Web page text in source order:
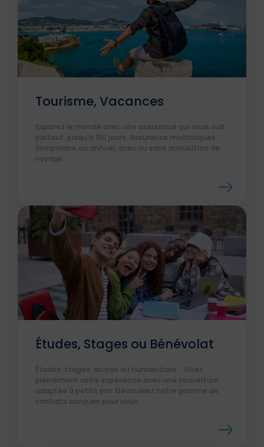
Tourisme, Vacances
Explorez le monde avec une assurance qui vous suit
partout, jusqu’à 180 jours. Assurance multirisques
temporaire ou annuel, avec ou sans annulation de
voyage.
Études, Stages ou Bénévolat
Études, stages, au pair ou humanitaire... Vivez
pleinement votre expérience avec une couverture
adaptée à petits prix. Découvrez notre gamme de
contrats conçues pour vous.